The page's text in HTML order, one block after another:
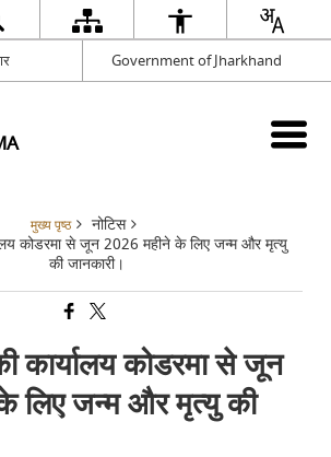
Government of Jharkhand
मुख्य पृष्ठ
नोटिस
कोडरमा से जून 2026 महीने के लिए जन्म और मृत्यु
की जानकारी।
कार्यालय कोडरमा से जून
लिए जन्म और मृत्यु की